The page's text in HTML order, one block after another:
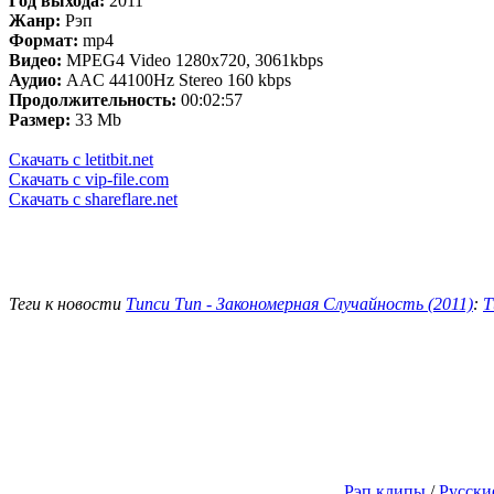
Жанр: Рэп
Формат: mp4
Видео: MPEG4 Video 1280x720, 3061kbps
Аудио: AAC 44100Hz Stereo 160 kbps
Продолжительность: 00:02:57
Размер: 33 Mb
Скачать с letitbit.net
Скачать с vip-file.com
Скачать с shareflare.net
Теги к новости Типси Тип - Закономерная Случайность (2011):